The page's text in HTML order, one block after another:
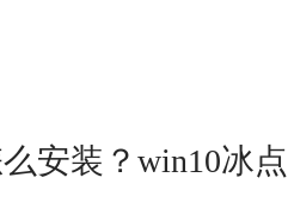
安装？win10冰点